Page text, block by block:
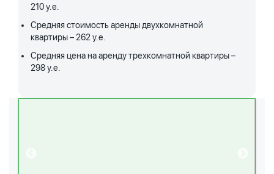
210 у.е.
Средняя стоимость аренды двухкомнатной
квартиры – 262 у.е.
Средняя цена на аренду трехкомнатной квартиры –
298 у.е.